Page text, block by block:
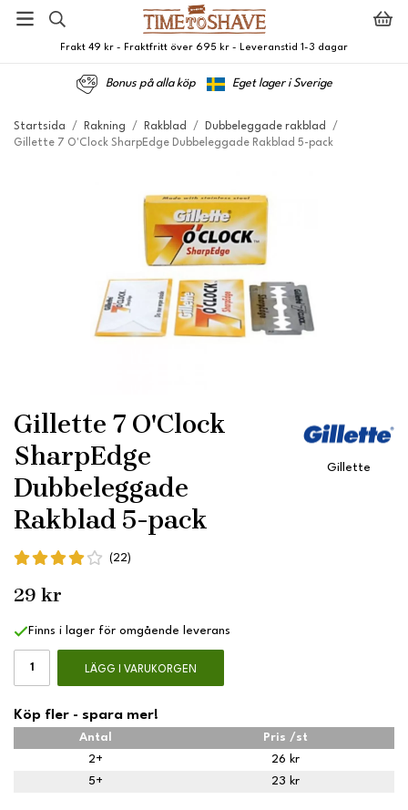
Frakt 49 kr - Fraktfritt över 695 kr - Leveranstid 1-3 dagar
Bonus på alla köp Eget lager i Sverige
Startsida / Rakning / Rakblad / Dubbeleggade rakblad
/
Gillette 7 O'Clock SharpEdge Dubbeleggade Rakblad 5-pack
Gillette 7 O'Clock
SharpEdge
Dubbeleggade
Rakblad 5-pack
Gillette
(22)
29 kr
Finns i lager för omgående leverans
LÄGG I VARUKORGEN
Köp fler - spara mer!
Antal
Pris /st
2+
26 kr
5+
23 kr